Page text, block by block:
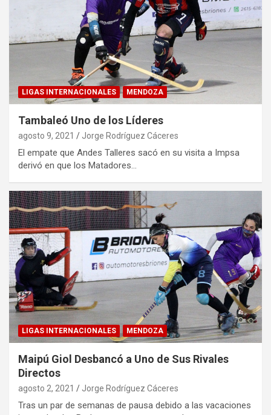
LIGAS INTERNACIONALES MENDOZA
Tambaleó Uno de los Líderes
agosto 9, 2021 Jorge Rodríguez Cáceres
El empate que Andes Talleres sacó en su visita a Impsa
derivó en que los Matadores…
LIGAS INTERNACIONALES MENDOZA
Maipú Giol Desbancó a Uno de Sus Rivales
Directos
agosto 2, 2021 Jorge Rodríguez Cáceres
Tras un par de semanas de pausa debido a las vacaciones